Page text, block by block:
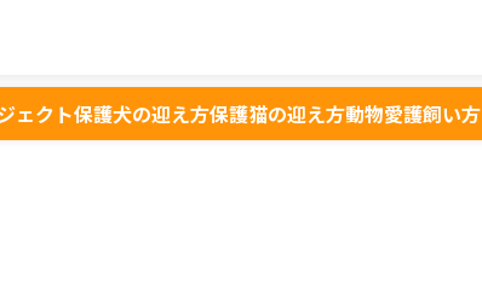
ェクト保護犬の迎え方保護猫の迎え方動物愛護飼い方